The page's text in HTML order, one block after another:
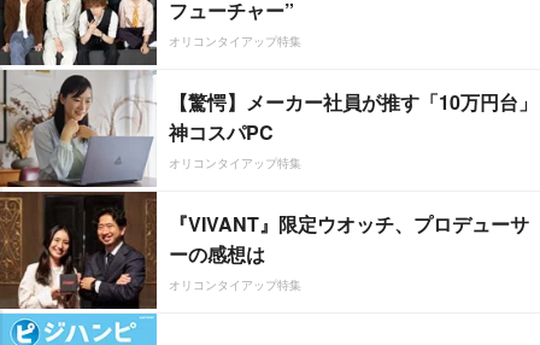
フューチャー”
オリコンタイアップ特集
【驚愕】メーカー社員が推す「10万円台」
神コスパPC
オリコンタイアップ特集
『VIVANT』限定ウオッチ、プロデューサ
ーの感想は
オリコンタイアップ特集